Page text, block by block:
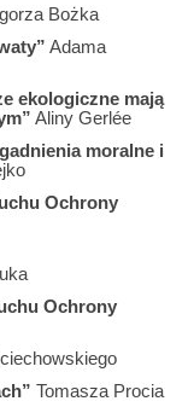
Bożka
Adama
ekologiczne mają
Aliny Gerlée
moralne i
Ochrony
Ochrony
Tomasza Procia